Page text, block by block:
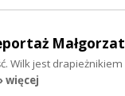
Wilk jest
więcej